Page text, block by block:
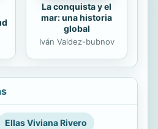
La conquista y el
mar: una historia
global
Iván Valdez-bubnov
Ellas Viviana Rivero